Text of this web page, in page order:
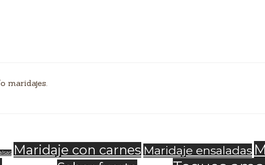
maridajes.
Maridaje con carnes Maridaje ensaladas